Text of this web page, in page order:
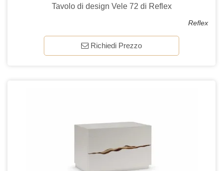
Tavolo di design Vele 72 di Reflex
Reflex
Richiedi Prezzo